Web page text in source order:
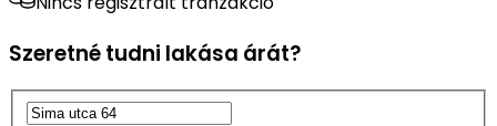
Szeretné tudni lakása árát?